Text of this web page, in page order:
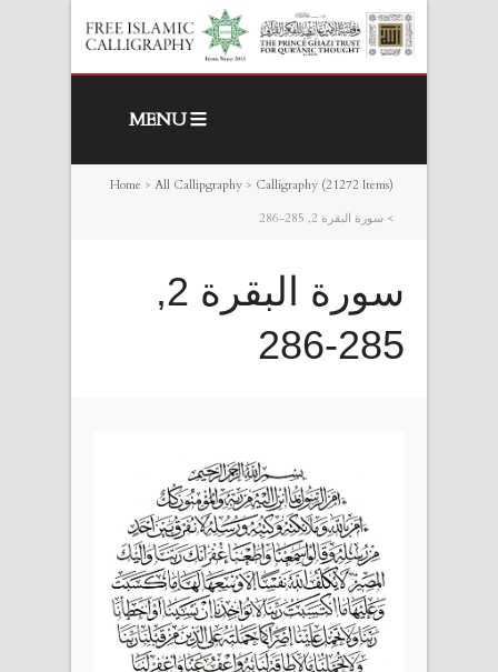
MENU
Home > All Callipgraphy > Calligraphy (21272 Items)
> سورة البقرة 2, 285-286
سورة البقرة 2,
285-286